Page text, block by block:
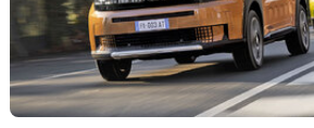
Utilitaires
Flottes
Auto